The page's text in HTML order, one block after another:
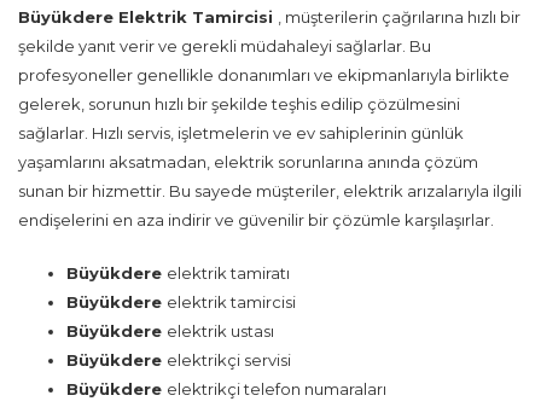
Büyükdere Elektrik Tamircisi
, müşterilerin çağrılarına hızlı bir
şekilde yanıt verir ve gerekli müdahaleyi sağlarlar. Bu
profesyoneller genellikle donanımları ve ekipmanlarıyla birlikte
gelerek, sorunun hızlı bir şekilde teşhis edilip çözülmesini
sağlarlar. Hızlı servis, işletmelerin ve ev sahiplerinin günlük
yaşamlarını aksatmadan, elektrik sorunlarına anında çözüm
sunan bir hizmettir. Bu sayede müşteriler, elektrik arızalarıyla ilgili
endişelerini en aza indirir ve güvenilir bir çözümle karşılaşırlar.
Büyükdere elektrik tamiratı
Büyükdere elektrik tamircisi
Büyükdere elektrik ustası
Büyükdere elektrikçi servisi
Büyükdere elektrikçi telefon numaraları